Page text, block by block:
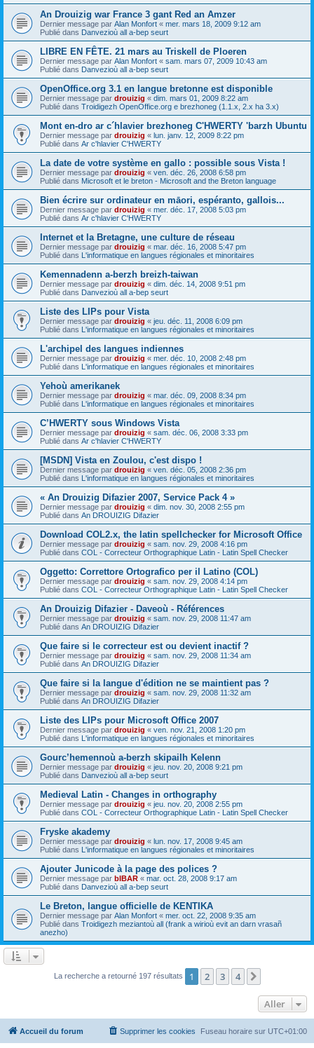
An Drouizig war France 3 gant Red an Amzer
Dernier message par Alan Monfort « mer. mars 18, 2009 9:12 am
Publié dans Danvezioù all a-bep seurt
LIBRE EN FÊTE. 21 mars au Triskell de Ploeren
Dernier message par Alan Monfort « sam. mars 07, 2009 10:43 am
Publié dans Danvezioù all a-bep seurt
OpenOffice.org 3.1 en langue bretonne est disponible
Dernier message par drouizig « dim. mars 01, 2009 8:22 am
Publié dans Troidigezh OpenOffice.org e brezhoneg (1.1.x, 2.x ha 3.x)
Mont en-dro ar c´hlavier brezhoneg C'HWERTY 'barzh Ubuntu
Dernier message par drouizig « lun. janv. 12, 2009 8:22 pm
Publié dans Ar c'hlavier C'HWERTY
La date de votre système en gallo : possible sous Vista !
Dernier message par drouizig « ven. déc. 26, 2008 6:58 pm
Publié dans Microsoft et le breton - Microsoft and the Breton language
Bien écrire sur ordinateur en māori, espéranto, gallois...
Dernier message par drouizig « mer. déc. 17, 2008 5:03 pm
Publié dans Ar c'hlavier C'HWERTY
Internet et la Bretagne, une culture de réseau
Dernier message par drouizig « mar. déc. 16, 2008 5:47 pm
Publié dans L'informatique en langues régionales et minoritaires
Kemennadenn a-berzh breizh-taiwan
Dernier message par drouizig « dim. déc. 14, 2008 9:51 pm
Publié dans Danvezioù all a-bep seurt
Liste des LIPs pour Vista
Dernier message par drouizig « jeu. déc. 11, 2008 6:09 pm
Publié dans L'informatique en langues régionales et minoritaires
L'archipel des langues indiennes
Dernier message par drouizig « mer. déc. 10, 2008 2:48 pm
Publié dans L'informatique en langues régionales et minoritaires
Yehoù amerikanek
Dernier message par drouizig « mar. déc. 09, 2008 8:34 pm
Publié dans L'informatique en langues régionales et minoritaires
C’HWERTY sous Windows Vista
Dernier message par drouizig « sam. déc. 06, 2008 3:33 pm
Publié dans Ar c'hlavier C'HWERTY
[MSDN] Vista en Zoulou, c'est dispo !
Dernier message par drouizig « ven. déc. 05, 2008 2:36 pm
Publié dans L'informatique en langues régionales et minoritaires
« An Drouizig Difazier 2007, Service Pack 4 »
Dernier message par drouizig « dim. nov. 30, 2008 2:55 pm
Publié dans An DROUIZIG Difazier
Download COL2.x, the latin spellchecker for Microsoft Office
Dernier message par drouizig « sam. nov. 29, 2008 4:16 pm
Publié dans COL - Correcteur Orthographique Latin - Latin Spell Checker
Oggetto: Correttore Ortografico per il Latino (COL)
Dernier message par drouizig « sam. nov. 29, 2008 4:14 pm
Publié dans COL - Correcteur Orthographique Latin - Latin Spell Checker
An Drouizig Difazier - Daveoù - Références
Dernier message par drouizig « sam. nov. 29, 2008 11:47 am
Publié dans An DROUIZIG Difazier
Que faire si le correcteur est ou devient inactif ?
Dernier message par drouizig « sam. nov. 29, 2008 11:34 am
Publié dans An DROUIZIG Difazier
Que faire si la langue d'édition ne se maintient pas ?
Dernier message par drouizig « sam. nov. 29, 2008 11:32 am
Publié dans An DROUIZIG Difazier
Liste des LIPs pour Microsoft Office 2007
Dernier message par drouizig « ven. nov. 21, 2008 1:20 pm
Publié dans L'informatique en langues régionales et minoritaires
Gourc’hemennoù a-berzh skipailh Kelenn
Dernier message par drouizig « jeu. nov. 20, 2008 9:21 pm
Publié dans Danvezioù all a-bep seurt
Medieval Latin - Changes in orthography
Dernier message par drouizig « jeu. nov. 20, 2008 2:55 pm
Publié dans COL - Correcteur Orthographique Latin - Latin Spell Checker
Fryske akademy
Dernier message par drouizig « lun. nov. 17, 2008 9:45 am
Publié dans L'informatique en langues régionales et minoritaires
Ajouter Junicode à la page des polices ?
Dernier message par bIBAR « mar. oct. 28, 2008 9:17 am
Publié dans Danvezioù all a-bep seurt
Le Breton, langue officielle de KENTIKA
Dernier message par Alan Monfort « mer. oct. 22, 2008 9:35 am
Publié dans Troidigezh meziantoù all (frank a wirioù evit an darn vrasañ
anezho)
La recherche a retourné 197 résultats 1 2 3 4
Aller
Accueil du forum Fuseau horaire sur UTC+01:00
Supprimer les cookies